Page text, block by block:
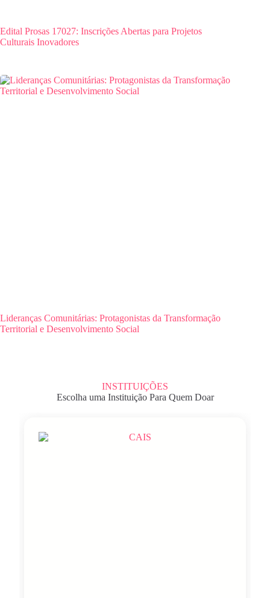
Edital Prosas 17027: Inscrições Abertas para Projetos
Culturais Inovadores
Lideranças Comunitárias: Protagonistas da Transformação
Territorial e Desenvolvimento Social
INSTITUIÇÕES
Escolha uma Instituição Para Quem Doar